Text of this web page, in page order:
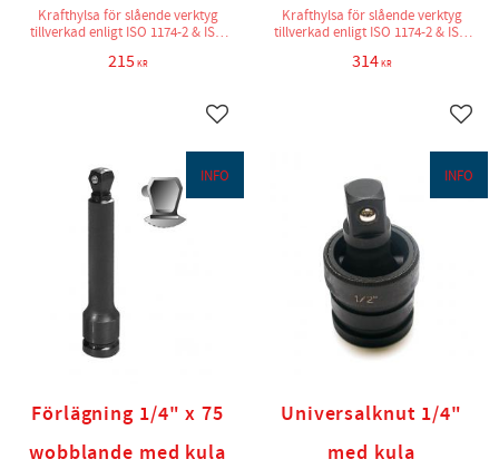
Krafthylsa för slående verktyg
tillverkad enligt ISO 1174-2 & ISO
215KR
Lägg till i favoriter
Krafthylsa för slående verktyg
tillverkad enligt ISO 1174-2 & ISO
314KR
Förlägning 1/4" x 75
wobblande med kula
INFO
Universalknut 1/4"
med kula
INFO